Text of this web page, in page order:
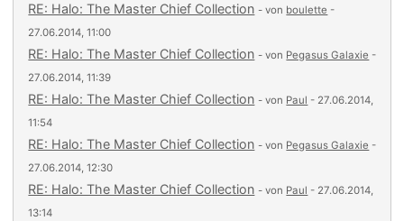
RE: Halo: The Master Chief Collection - von boulette -
27.06.2014, 11:00
RE: Halo: The Master Chief Collection - von Pegasus Galaxie -
27.06.2014, 11:39
RE: Halo: The Master Chief Collection - von Paul - 27.06.2014,
11:54
RE: Halo: The Master Chief Collection - von Pegasus Galaxie -
27.06.2014, 12:30
RE: Halo: The Master Chief Collection - von Paul - 27.06.2014,
13:14